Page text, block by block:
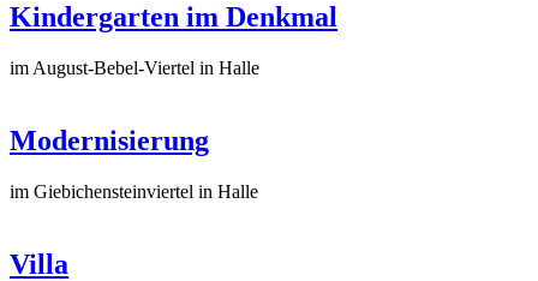
Kindergarten im Denkmal
im August-Bebel-Viertel in Halle
Modernisierung
im Giebichensteinviertel in Halle
Villa